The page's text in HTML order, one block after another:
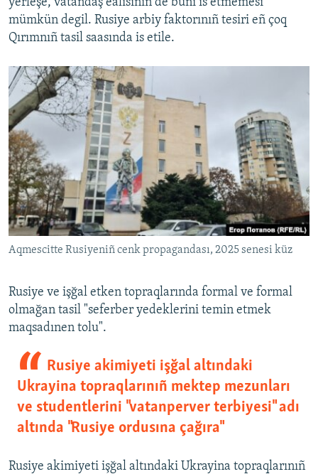
mümkün degil. Rusiye arbiy faktorınıñ tesiri eñ çoq
Qırımnıñ tasil saasında is etile.
Aqmescitte Rusiyeniñ cenk propagandası, 2025 senesi küz
Rusiye ve işğal etken topraqlarında formal ve formal
olmağan tasil "seferber yedeklerini temin etmek
maqsadınen tolu".
Rusiye akimiyeti işğal altındaki
Ukrayina topraqlarınıñ mektep mezunları
ve studentlerini "vatanperver terbiyesi" adı
altında "Rusiye ordusına çağıra"
Rusiye akimiyeti işğal altındaki Ukrayina topraqlarınıñ